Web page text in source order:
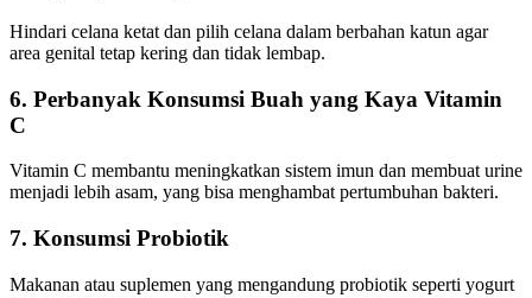
Hindari celana ketat dan pilih celana dalam berbahan katun agar
area genital tetap kering dan tidak lembap.
6. Perbanyak Konsumsi Buah yang Kaya Vitamin
C
Vitamin C membantu meningkatkan sistem imun dan membuat urine
menjadi lebih asam, yang bisa menghambat pertumbuhan bakteri.
7. Konsumsi Probiotik
Makanan atau suplemen yang mengandung probiotik seperti yogurt